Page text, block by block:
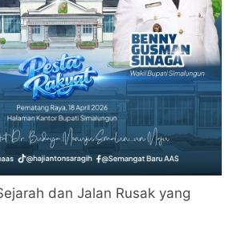
dan Jalan Rusak yang